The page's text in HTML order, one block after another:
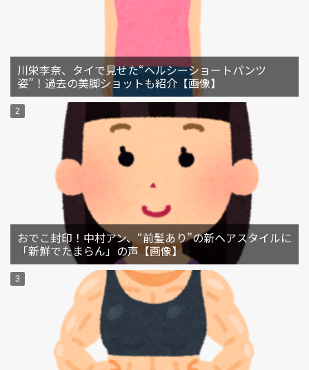
川栄李奈、タイで見せた“ヘルシーショートパンツ
姿”！過去の美脚ショットも紹介【画像】
おでこ封印！中村アン、“前髪あり”の新ヘアスタイルに
「新鮮でたまらん」の声【画像】